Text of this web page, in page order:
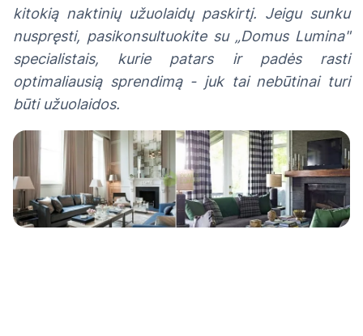
kitokią naktinių užuolaidų paskirtį. Jeigu sunku
nuspręsti, pasikonsultuokite su „Domus Lumina"
specialistais, kurie patars ir padės rasti
optimaliausią sprendimą - juk tai nebūtinai turi
būti užuolaidos.